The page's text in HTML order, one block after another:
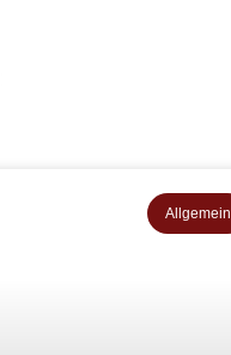
Allgemein